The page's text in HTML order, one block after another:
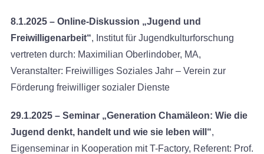
8.1.2025 – Online-Diskussion „Jugend und
Freiwilligenarbeit“, Institut für Jugendkulturforschung
vertreten durch: Maximilian Oberlindober, MA,
Veranstalter: Freiwilliges Soziales Jahr – Verein zur
Förderung freiwilliger sozialer Dienste
29.1.2025 – Seminar „Generation Chamäleon: Wie die
Jugend denkt, handelt und wie sie leben will“,
Eigenseminar in Kooperation mit T-Factory, Referent: Prof.